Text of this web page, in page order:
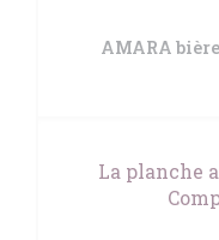
AMARA
La planche